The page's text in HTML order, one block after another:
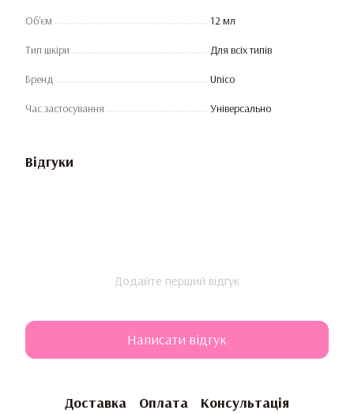
Об'єм 12 мл
Тип шкіри Для всіх типів
Бренд Unico
Час застосування Універсально
Відгуки
Додайте перший відгук
Написати відгук
Доставка Оплата Консультація